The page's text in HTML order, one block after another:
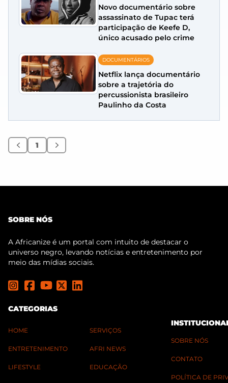
Novo documentário sobre
assassinato de Tupac terá
participação de Keefe D,
único acusado pelo crime
DOCUMENTÁRIOS
Netflix lança documentário
sobre a trajetória do
percussionista brasileiro
Paulinho da Costa
Anterior
1 Próximo
SOBRE NÓS
A Africanize é um portal com intuito de destacar o
universo negro, levando notícias e entretenimento por
meio das mídias sociais.
CATEGORIAS
HOME
ENTRETENIMENTO
LIFESTYLE
SERVIÇOS
AFRI NEWS
EDUCAÇÃO
SOBRE NÓS
CONTATO
POLÍTICA DE